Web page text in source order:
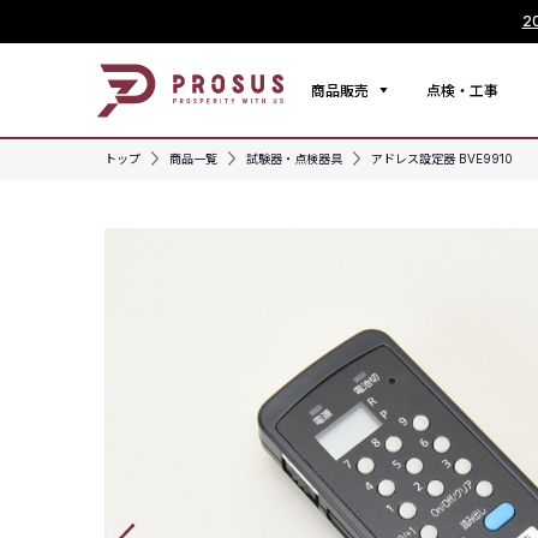
商品販売 点検・工事
トップ 商品一覧 試験器・点検器具 アドレス設定器 BVE9910